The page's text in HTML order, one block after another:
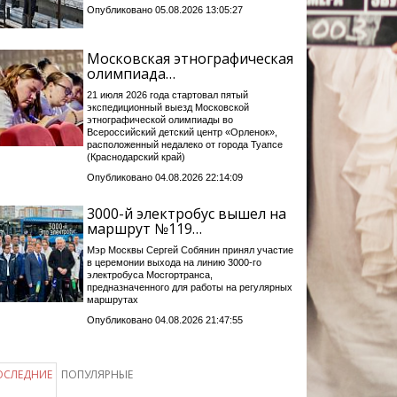
Опубликовано 05.08.2026 13:05:27
Московская этнографическая
олимпиада…
21 июля 2026 года стартовал пятый
экспедиционный выезд Московской
этнографической олимпиады во
Всероссийский детский центр «Орленок»,
расположенный недалеко от города Туапсе
(Краснодарский край)
Опубликовано 04.08.2026 22:14:09
3000-й электробус вышел на
маршрут №119…
Мэр Москвы Сергей Собянин принял участие
в церемонии выхода на линию 3000-го
электробуса Мосгортранса,
предназначенного для работы на регулярных
маршрутах
Опубликовано 04.08.2026 21:47:55
ПОПУЛЯРНЫЕ